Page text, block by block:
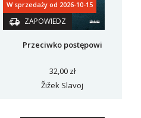
ZAPOWIEDZ
W sprzedaży od 2026-10-15
Przeciwko postępowi
32,00 zł
Žižek Slavoj